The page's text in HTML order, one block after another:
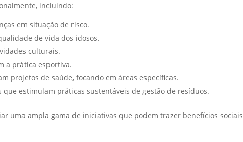
incluindo:
em situação de risco.
de vida dos idosos.
culturais.
a prática esportiva.
projetos de saúde, focando em áreas específicas.
que estimulam práticas sustentáveis de gestão de resíduos.
uma ampla gama de iniciativas que podem trazer benefícios sociais